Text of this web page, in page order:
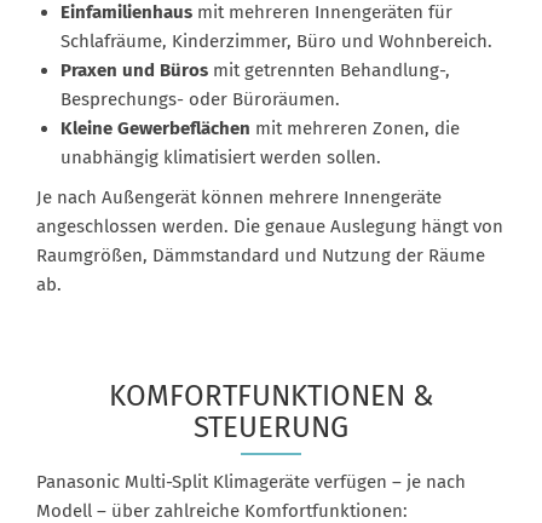
Einfamilienhaus mit mehreren Innengeräten für
Schlafräume, Kinderzimmer, Büro und Wohnbereich.
Praxen und Büros mit getrennten Behandlung-,
Besprechungs- oder Büroräumen.
Kleine Gewerbeflächen mit mehreren Zonen, die
unabhängig klimatisiert werden sollen.
Je nach Außengerät können mehrere Innengeräte
angeschlossen werden. Die genaue Auslegung hängt von
Raumgrößen, Dämmstandard und Nutzung der Räume
ab.
KOMFORTFUNKTIONEN &
STEUERUNG
Panasonic Multi-Split Klimageräte verfügen – je nach
Modell – über zahlreiche Komfortfunktionen: